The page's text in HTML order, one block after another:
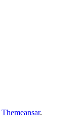
Themeansar.